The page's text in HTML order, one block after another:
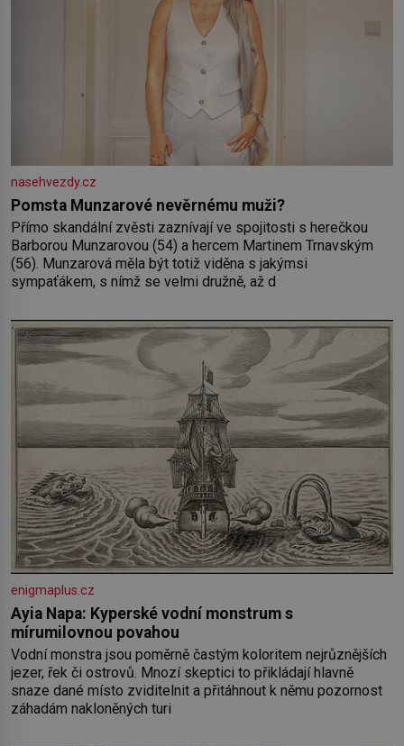
nasehvezdy.cz
Pomsta Munzarové nevěrnému muži?
Přímo skandální zvěsti zaznívají ve spojitosti s herečkou
Barborou Munzarovou (54) a hercem Martinem Trnavským
(56). Munzarová měla být totiž viděna s jakýmsi
sympaťákem, s nímž se velmi družně, až d
enigmaplus.cz
Ayia Napa: Kyperské vodní monstrum s
mírumilovnou povahou
Vodní monstra jsou poměrně častým koloritem nejrůznějších
jezer, řek či ostrovů. Mnozí skeptici to přikládají hlavně
snaze dané místo zviditelnit a přitáhnout k němu pozornost
záhadám nakloněných turi